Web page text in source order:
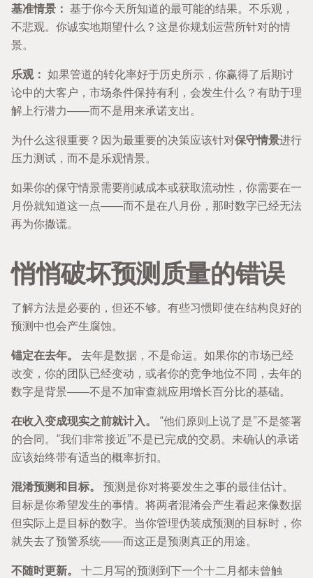
基准情景： 基于你今天所知道的最可能的结果。不乐观，
不悲观。你诚实地期望什么？这是你规划运营所针对的情
景。
乐观： 如果管道的转化率好于历史所示，你赢得了后期讨
论中的大客户，市场条件保持有利，会发生什么？有助于理
解上行潜力——而不是用来承诺支出。
为什么这很重要？因为最重要的决策应该针对保守情景进行
压力测试，而不是乐观情景。
如果你的保守情景需要削减成本或获取流动性，你需要在一
月份就知道这一点——而不是在八月份，那时数字已经无法
再为你撒谎。
悄悄破坏预测质量的错误
了解方法是必要的，但还不够。有些习惯即使在结构良好的
预测中也会产生腐蚀。
锚定在去年。
去年是数据，不是命运。如果你的市场已经
改变，你的团队已经变动，或者你的竞争地位不同，去年的
数字是背景——不是不加审查就应用增长百分比的基础。
在收入变成现实之前就计入。
“他们原则上说了是”不是签署
的合同。“我们非常接近”不是已完成的交易。未确认的承诺
应该始终带有适当的概率折扣。
混淆预测和目标。
预测是你对将要发生之事的最佳估计。
目标是你希望发生的事情。将两者混淆会产生看起来像数据
但实际上是目标的数字。当你管理伪装成预测的目标时，你
就失去了预警系统——而这正是预测真正的用途。
不随时更新。
十二月写的预测到下一个十二月都未曾触